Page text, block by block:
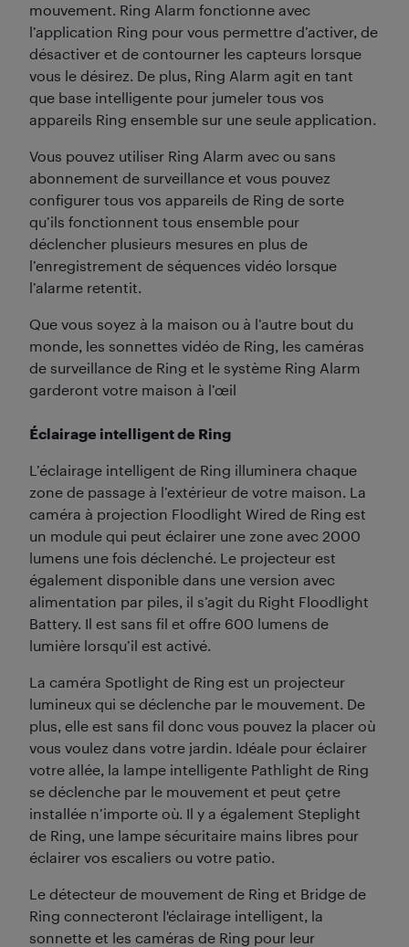
mouvement. Ring Alarm fonctionne avec
l’application Ring pour vous permettre d’activer, de
désactiver et de contourner les capteurs lorsque
vous le désirez. De plus, Ring Alarm agit en tant
que base intelligente pour jumeler tous vos
appareils Ring ensemble sur une seule application.
Vous pouvez utiliser Ring Alarm avec ou sans
abonnement de surveillance et vous pouvez
configurer tous vos appareils de Ring de sorte
qu’ils fonctionnent tous ensemble pour
déclencher plusieurs mesures en plus de
l’enregistrement de séquences vidéo lorsque
l’alarme retentit.
Que vous soyez à la maison ou à l’autre bout du
monde, les sonnettes vidéo de Ring, les caméras
de surveillance de Ring et le système Ring Alarm
garderont votre maison à l’œil
Éclairage intelligent de Ring
L’éclairage intelligent de Ring illuminera chaque
zone de passage à l’extérieur de votre maison. La
caméra à projection Floodlight Wired de Ring est
un module qui peut éclairer une zone avec 2000
lumens une fois déclenché. Le projecteur est
également disponible dans une version avec
alimentation par piles, il s’agit du Right Floodlight
Battery. Il est sans fil et offre 600 lumens de
lumière lorsqu’il est activé.
La caméra Spotlight de Ring est un projecteur
lumineux qui se déclenche par le mouvement. De
plus, elle est sans fil donc vous pouvez la placer où
vous voulez dans votre jardin. Idéale pour éclairer
votre allée, la lampe intelligente Pathlight de Ring
se déclenche par le mouvement et peut çetre
installée n’importe où. Il y a également Steplight
de Ring, une lampe sécuritaire mains libres pour
éclairer vos escaliers ou votre patio.
Le détecteur de mouvement de Ring et Bridge de
Ring connecteront l'éclairage intelligent, la
sonnette et les caméras de Ring pour leur